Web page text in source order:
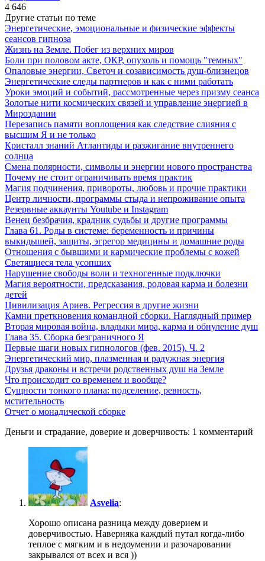
4 646
Другие статьи по теме
Энергетические, эмоциональные и физические эффекты
сеансов гипноза
Жизнь на Земле. Побег из верхних миров
Боли при половом акте, ОКР, опухоль и помощь "темных"
Опаловые энергии, Светоч и созависимость душ-близнецов
Энергетические следы партнеров и как с ними работать
Уроки эмоций и событий, рассмотренные через призму сеанса
Золотые нити космических связей и управление энергией в
Мироздании
Перезапись памяти воплощения как следствие слияния с
высшим Я и не только
Кристалл знаний Атлантиды и разжигание внутреннего
солнца
Смена полярности, символы и энергии нового пространства
Почему не стоит ограничивать время практик
Магия подчинения, привороты, любовь и прочие практики
Центр личности, программы стыда и непроживание опыта
Резервные аккаунты Youtube и Instagram
Венец безбрачия, крадник судьбы и другие программы
Глава 61. Роды в системе: беременность и причины
выкидышей, защиты, эгрегор медицины и домашние роды
Отношения с бывшими и кармические проблемы с кожей
Светящиеся тела усопших
Нарушение свободы воли и техногенные подключки
Магия вероятности, предсказания, родовая карма и болезни
детей
Цивилизация Ариев. Регрессия в другие жизни
Камни преткновения командной сборки. Наглядный пример
Вторая мировая война, владыки мира, карма и обнуление душ
Глава 35. Сборка безграничного Я
Первые шаги новых гипнологов (фев. 2015). Ч. 2
Энергетический мир, плазменная и радужная энергия
Друзья драконы и встречи родственных душ на Земле
Что происходит со временем и вообще?
Сущности тонкого плана: подселение, ревность,
мстительность
Отчет о монадической сборке
Деньги и страдание, доверие и доверчивость: 1 комментарий
Asvelia:
Хорошо описана разница между доверием и
доверчивостью. Наверняка каждый путал когда-либо
теплое с мягким и в недоумении и разочаровании
закрывался от всех и вся ))